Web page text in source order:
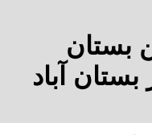
بستان
بستان آباد